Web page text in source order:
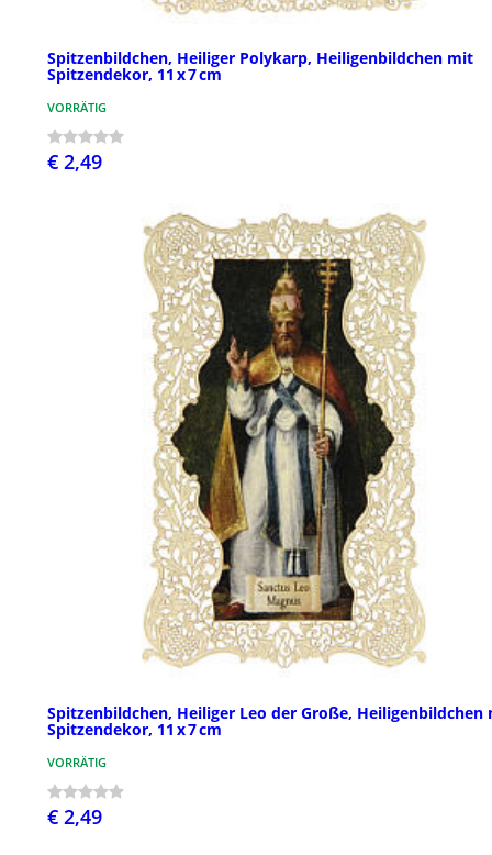
Spitzenbildchen, Heiliger Polykarp, Heiligenbildchen mit
Spitzendekor, 11 x 7 cm
VORRÄTIG
€ 2,49
Spitzenbildchen, Heiliger Leo der Große, Heiligenbildchen
Spitzendekor, 11 x 7 cm
VORRÄTIG
€ 2,49